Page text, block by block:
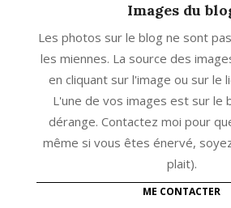
Images du
Les photos sur le blog ne sont
les miennes. La source des
en cliquant sur l'image ou sur le
L'une de vos images est sur le
dérange. Contactez moi pour
même si vous êtes énervé,
plait).
ME CONTACTER